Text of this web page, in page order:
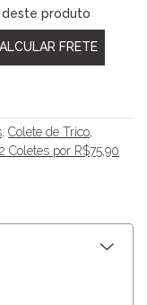
produto
, Colete de Trico,
2 Coletes por R$75,90